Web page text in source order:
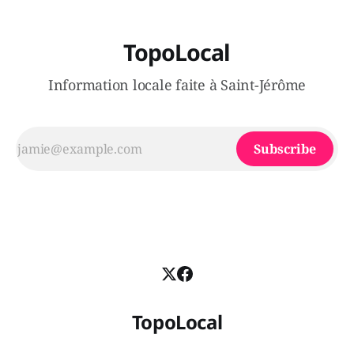
TopoLocal
Information locale faite à Saint-Jérôme
Subscribe
TopoLocal